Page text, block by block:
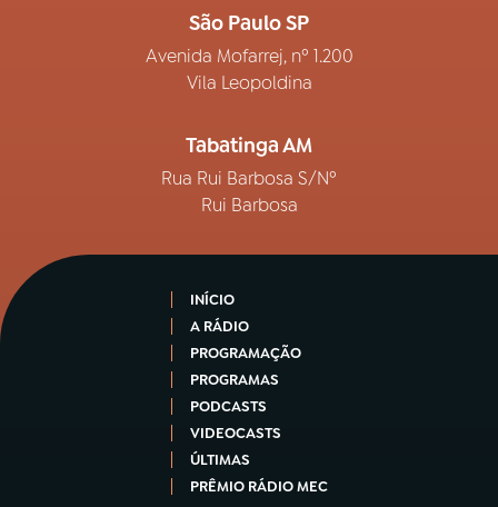
São Paulo SP
Avenida Mofarrej, nº 1.200
Vila Leopoldina
Tabatinga AM
Rua Rui Barbosa S/Nº
Rui Barbosa
INÍCIO
A RÁDIO
PROGRAMAÇÃO
PROGRAMAS
PODCASTS
VIDEOCASTS
ÚLTIMAS
PRÊMIO RÁDIO MEC